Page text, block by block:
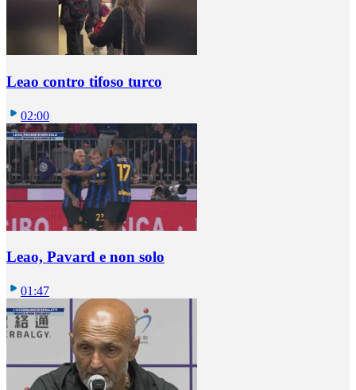
Leao contro tifoso turco
02:00
Leao, Pavard e non solo
01:47